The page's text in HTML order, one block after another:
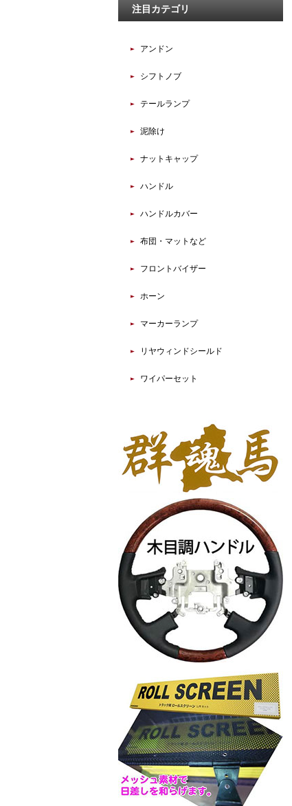
注目カテゴリ
アンドン
シフトノブ
テールランプ
泥除け
ナットキャップ
ハンドル
ハンドルカバー
布団・マットなど
フロントバイザー
ホーン
マーカーランプ
リヤウィンドシールド
ワイパーセット